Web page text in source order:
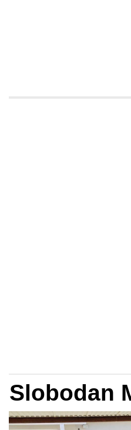
Slobodan